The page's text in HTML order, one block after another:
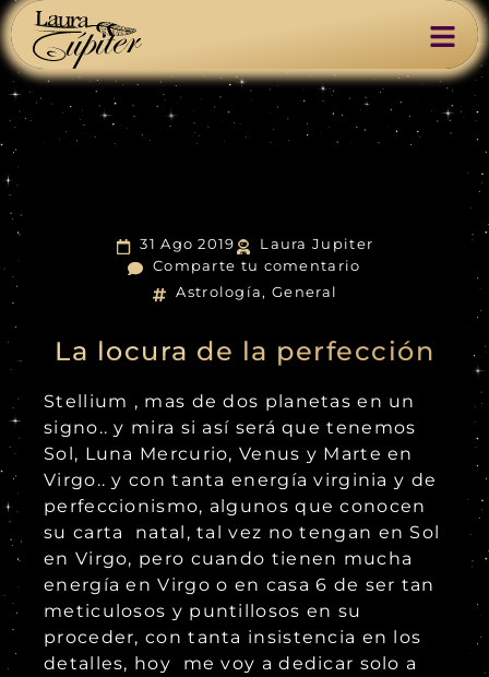
31 Ago 2019
Laura Jupiter
Comparte tu comentario
Astrología , General
La locura de la perfección
Stellium , mas de dos planetas en un
signo.. y mira si así será que tenemos
Sol, Luna Mercurio, Venus y Marte en
Virgo.. y con tanta energía virginia y de
perfeccionismo, algunos que conocen
su carta natal, tal vez no tengan en Sol
en Virgo, pero cuando tienen mucha
energía en Virgo o en casa 6 de ser tan
meticulosos y puntillosos en su
proceder, con tanta insistencia en los
detalles, hoy me voy a dedicar solo a